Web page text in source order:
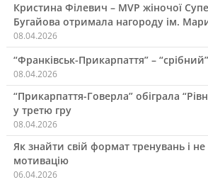
Кристина Філевич – MVP жіночої
Бугайова отримала нагороду ім.
08.04.2026
“Франківськ-Прикарпаття” –
08.04.2026
“Прикарпаття-Говерла” обіграла
у третю гру
08.04.2026
Як знайти свій формат тренувань і не
мотивацію
06.04.2026